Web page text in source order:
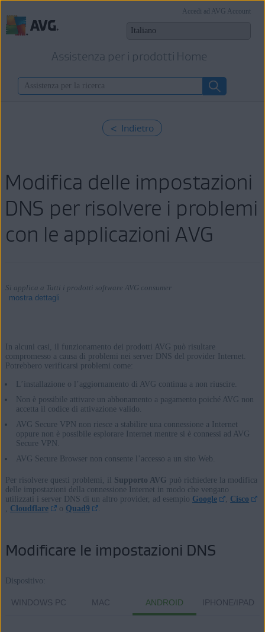
Assistenza per i prodotti Home
Accedi ad AVG Account
< Indietro
Modifica delle impostazioni
DNS per risolvere i problemi
con le applicazioni AVG
Si applica a Tutti i prodotti software AVG consumer
mostra dettagli
Prodotti:
Sistemi operativi:
Tutte le piattaforme supportate
In alcuni casi, il funzionamento dei prodotti AVG può risultare
compromesso a causa di problemi nei server DNS del provider Internet.
Potrebbero verificarsi problemi come:
L’installazione o l’aggiornamento di AVG continua a non riuscire.
Non è possibile attivare un abbonamento a pagamento poiché AVG non
accetta il codice di attivazione valido.
AVG Secure VPN non riesce a stabilire una connessione a Internet
oppure non è possibile esplorare Internet mentre si è connessi ad AVG
Secure VPN.
AVG Secure Browser non consente l’accesso a un sito Web.
Per risolvere questi problemi, il Supporto AVG può richiedere la modifica
delle impostazioni della connessione Internet in modo che vengano
utilizzati i server DNS di un altro provider, ad esempio Google , Cisco
, Cloudflare o Quad9 .
Modificare le impostazioni DNS
Dispositivo:
WINDOWS PC MAC ANDROID IPHONE/IPAD